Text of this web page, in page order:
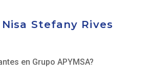
Stefany Rives
en Grupo APYMSA?